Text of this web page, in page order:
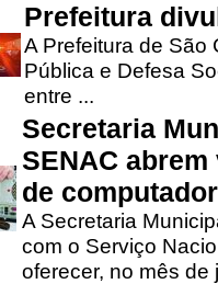
Prefeitura
A Prefeitura de São
Pública e Defesa
entre ...
Secretaria
SENAC
de
A Secretaria
com o Serviço
oferecer, no mês de